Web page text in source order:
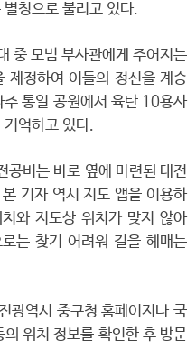
칭으로 불리고 있다.
중 모범 부사관에게 주어지는
제정하여 이들의 정신을 계승
통일 공원에서 육탄 10용사
억하고 있다.
공비는 바로 옆에 마련된 대전
기자 역시 지도 앱을 이용하
와 지도상 위치가 맞지 않아
는 찾기 어려워 길을 헤매는
광역시 중구청 홈페이지나 국
위치 정보를 확인한 후 방문